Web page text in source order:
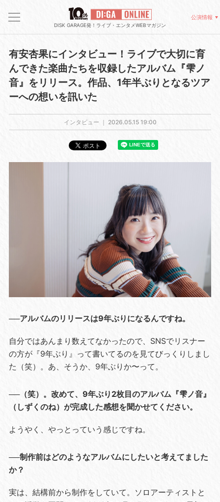
DISK GARAGE発！ライブ・エンタメWEBマガジン
公演情報
有安杏果にインタビュー！ライブで大切に育
んできた楽曲たちを収録したアルバム『雫ノ
音』をリリース。作品、1年半ぶりとなるツア
ーへの想いを訊いた
インタビュー ｜ 2026.05.15 19:00
──アルバムのリリースは9年ぶりになるんですね。
自分ではあんまり数えてなかったので、SNSでリスナー
の方が『9年ぶり』って書いてるのを見てびっくりしまし
た（笑）。あ、そうか、9年ぶりか〜って。
──（笑）。改めて、9年ぶり2枚目のアルバム『雫ノ音』
（しずくのね）が完成した感想を聞かせてください。
ようやく、やっとっていう感じですね。
──制作前はどのようなアルバムにしたいと考えてました
か？
実は、結構前から制作をしていて。ソロアーティストと